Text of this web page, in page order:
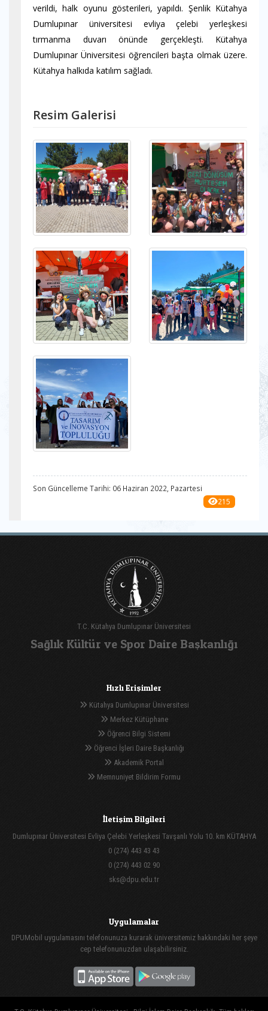
verildi, halk oyunu gösterileri, yapıldı. Şenlik Kütahya
Dumlupınar üniversitesi evliya çelebi yerleşkesi
tırmanma duvarı önünde gerçekleşti. Kütahya
Dumlupınar Üniversitesi öğrencileri başta olmak üzere.
Kütahya halkıda katılım sağladı.
Resim Galerisi
Son Güncelleme Tarihi: 06 Haziran 2022, Pazartesi
215
T.C. Kütahya Dumlupınar Üniversitesi
Sağlık Kültür ve Spor Daire Başkanlığı
Hızlı Erişimler
Kütahya Dumlupınar Üniversitesi
Merkez Kütüphane
Öğrenci Bilgi Sistemi
Öğrenci İşleri Daire Başkanlığı
Akademik Portal
Memnuniyet Bildirim Formu
İletişim Bilgileri
Dumlupınar Üniversitesi Evliya Çelebi Yerleşkesi Tavşanlı Yolu 10. km KÜTAHYA
0 (274) 443 43 43
0 (274) 443 02 90
sks@dpu.edu.tr
Uygulamalar
DPUMobil uygulamasını telefonunuza kurarak üniversitemiz hakkındaki her şeye
cep telefonunuzdan ulaşabilirsiniz.